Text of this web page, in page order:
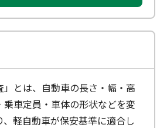
」とは、自動車の長さ・幅・高
乗車定員・車体の形状などを変
軽自動車が保安基準に適合し